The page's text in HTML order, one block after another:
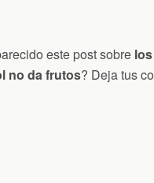
este post sobre
no da frutos? Deja tus